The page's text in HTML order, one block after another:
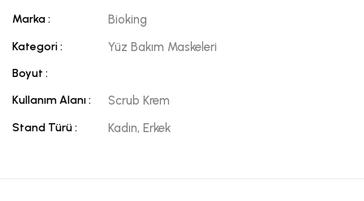
Marka : Bioking
Kategori : Yüz Bakım Maskeleri
Boyut :
Kullanım Alanı :
Scrub Krem
Stand Türü : Kadın, Erkek